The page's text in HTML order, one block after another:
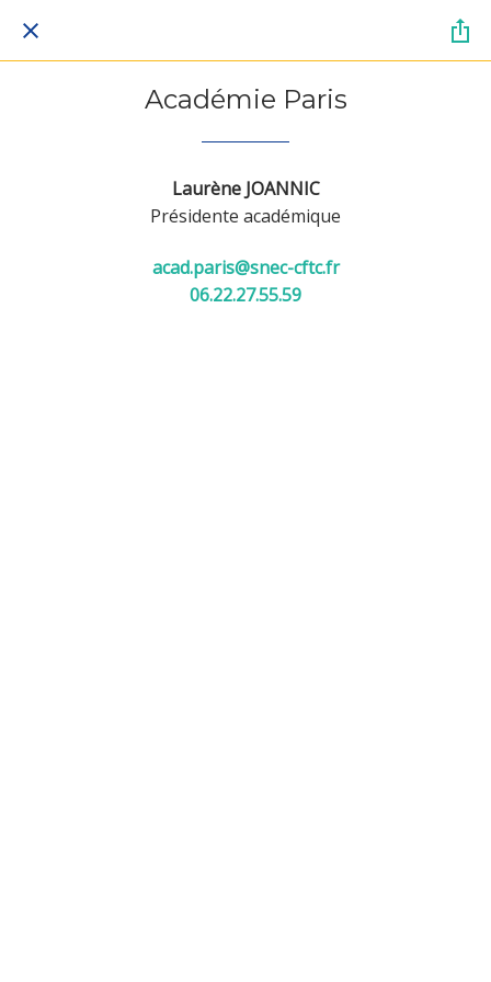
Académie Paris
Laurène JOANNIC
Présidente académique
acad.paris@snec-cftc.fr
06.22.27.55.59